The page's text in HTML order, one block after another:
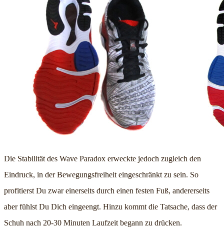
Die Stabilität des Wave Paradox erweckte jedoch zugleich den
Eindruck, in der Bewegungsfreiheit eingeschränkt zu sein. So
profitierst Du zwar einerseits durch einen festen Fuß, andererseits
aber fühlst Du Dich eingeengt. Hinzu kommt die Tatsache, dass der
Schuh nach 20-30 Minuten Laufzeit begann zu drücken.